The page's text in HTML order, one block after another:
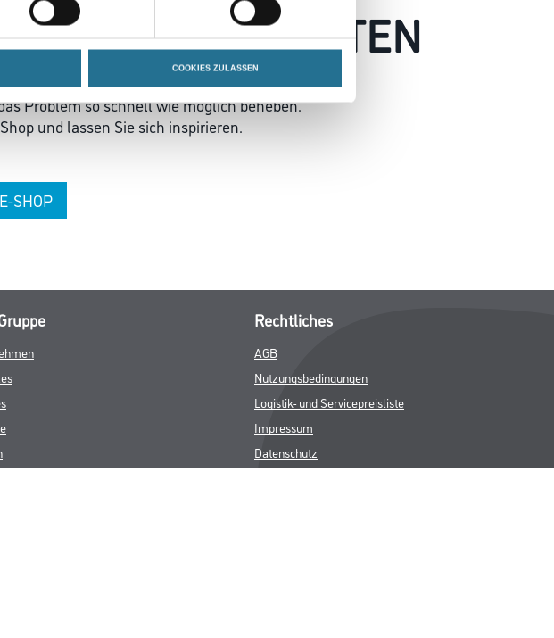
COOKIES ZULASSEN
IST AUFGETRETEN
Problem so schnell wie möglich beheben.
und lassen Sie sich inspirieren.
SHOP
Rechtliches
AGB
Nutzungsbedingungen
Logistik- und Servicepreisliste
Impressum
Datenschutz